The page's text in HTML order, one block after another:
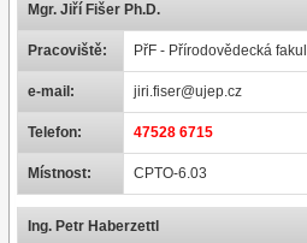
Mgr. Jiří Fišer Ph.D.
Pracoviště: PřF - Přírodovědecká
e-mail: jiri.fiser@ujep.cz
Telefon: 47528 6715
Místnost: CPTO-6.03
Ing. Petr Haberzettl